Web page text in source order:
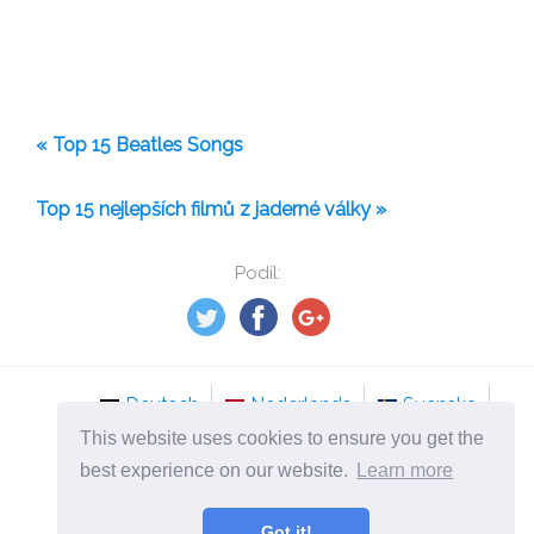
This website uses cookies to ensure you get the
best experience on our website.
Learn more
Podíl:
« Top 15 Beatles Songs
Top 15 nejlepších filmů z jaderné války »
Deutsch Nederlands
Svenska
Norsk
Italiano Français
Dansk
Česky